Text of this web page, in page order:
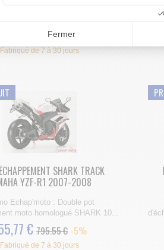
: échappement moto
5 court 36cm en alu poli ou al...
379,95 € 399.95 €
Fabriqué de 7 à 30 jours
SHARK TRACK
YZF-R1 2007-2008
Echap'moto : Double pot
moto homologué SHARK 10...
€ 795.55 € -5%
Fabriqué de 7 à 30 jours
Parce que vous ne venez pas tous
Fermer